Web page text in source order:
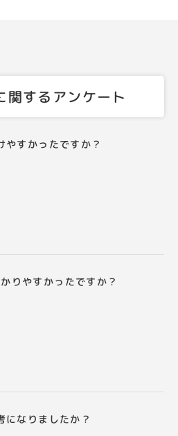
関するアンケート
やすかったですか？
りやすかったですか？
になりましたか？